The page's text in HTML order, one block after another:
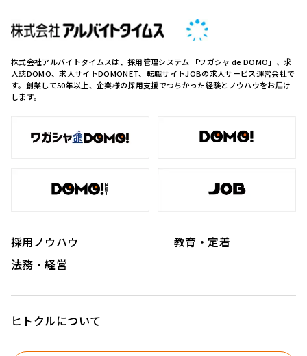
株式会社アルバイトタイムスは、採用管理システム 「ワガシャ de DOMO」、求
人誌DOMO、求人サイトDOMONET、転職サイトJOBの求人サービス運営会社で
す。創業して50年以上、企業様の採用支援でつちかった経験とノウハウをお届け
します。
採用ノウハウ
教育・定着
法務・経営
ヒトクルについて